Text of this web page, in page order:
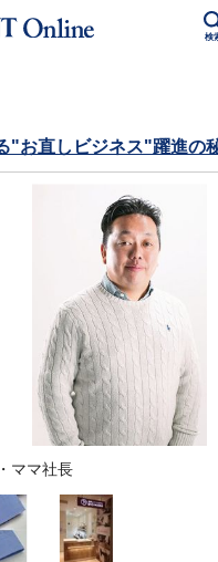
検
"お直しビジネス"躍進の
ママ社長